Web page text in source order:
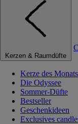
Kerzen & Raumdüfte
Kerze des
Die Odyssee
Sommer-Düfte
Bestseller
Geschenkideen
Exclusives